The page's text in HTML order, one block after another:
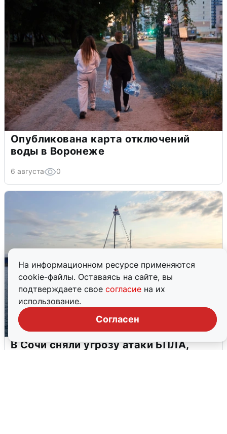
На информационном ресурсе применяются
cookie-файлы. Оставаясь на сайте, вы
подтверждаете свое согласие на их
использование.
Согласен
Опубликована карта отключений
воды в Воронеже
6 августа 0
В Сочи сняли угрозу атаки БПЛА,